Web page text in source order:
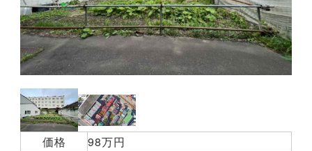
価格
98万円